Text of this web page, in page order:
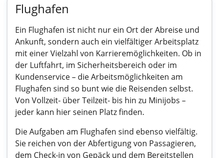
Flughafen
Ein Flughafen ist nicht nur ein Ort der Abreise und
Ankunft, sondern auch ein vielfältiger Arbeitsplatz
mit einer Vielzahl von Karrieremöglichkeiten. Ob in
der Luftfahrt, im Sicherheitsbereich oder im
Kundenservice – die Arbeitsmöglichkeiten am
Flughafen sind so bunt wie die Reisenden selbst.
Von Vollzeit- über Teilzeit- bis hin zu Minijobs –
jeder kann hier seinen Platz finden.
Die Aufgaben am Flughafen sind ebenso vielfältig.
Sie reichen von der Abfertigung von Passagieren,
dem Check-in von Gepäck und dem Bereitstellen